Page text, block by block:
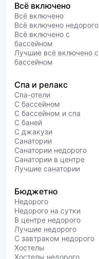
Всё включено
Всё включено
Всё включено недорого
Всё включено с
бассейном
Лучшие всё включено с
бассейном
Спа и релакс
Спа-отели
С бассейном
С бассейном и спа
С баней
С джакузи
Санатории
Санатории недорого
Санатории в центре
Лучшие санатории
Бюджетно
Недорого
Недорого на сутки
В центре недорого
Лучшие недорого
С завтраком недорого
Хостелы
Хостелы недорого